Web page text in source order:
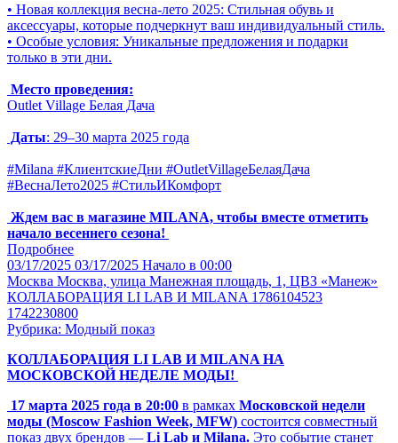
• Новая коллекция весна-лето 2025: Стильная обувь и
аксессуары, которые подчеркнут ваш индивидуальный стиль.
• Особые условия: Уникальные предложения и подарки
только в эти дни.
Место проведения:
Outlet Village Белая Дача
Даты: 29–30 марта 2025 года
#Milana #КлиентскиеДни #OutletVillageБелаяДача
#ВеснаЛето2025 #СтильИКомфорт
Ждем вас в магазине MILANA, чтобы вместе отметить
начало весеннего сезона!
Подробнее
03/17/2025 03/17/2025 Начало в 00:00
Москва Москва, улица Манежная площадь, 1, ЦВЗ «Манеж»
КОЛЛАБОРАЦИЯ LI LAB И MILANA 1786104523
1742230800
Рубрика: Модный показ
КОЛЛАБОРАЦИЯ LI LAB И MILANA НА
МОСКОВСКОЙ НЕДЕЛЕ МОДЫ!
17 марта 2025 года в 20:00 в рамках Московской недели
моды (Moscow Fashion Week, MFW) состоится совместный
показ двух брендов — Li Lab и Milana. Это событие станет